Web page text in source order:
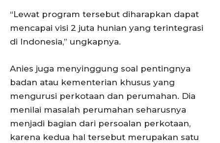
“Lewat program tersebut diharapkan dapat
mencapai visi 2 juta hunian yang terintegrasi
di Indonesia,” ungkapnya.
Anies juga menyinggung soal pentingnya
badan atau kementerian khusus yang
mengurusi perkotaan dan perumahan. Dia
menilai masalah perumahan seharusnya
menjadi bagian dari persoalan perkotaan,
karena kedua hal tersebut merupakan satu